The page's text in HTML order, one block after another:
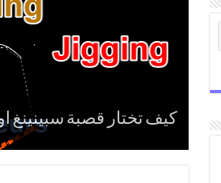
كيف تختار قصبة سبينينغ